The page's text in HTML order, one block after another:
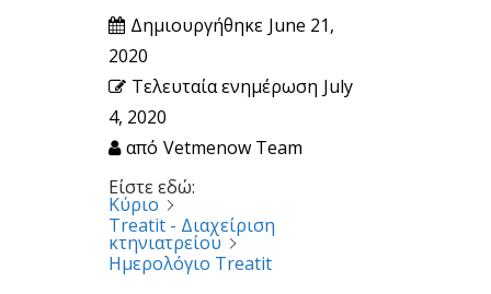
Δημιουργήθηκε June 21,
2020
Τελευταία ενημέρωση July
4, 2020
από Vetmenow Team
Είστε εδώ:
Κύριο
Treatit - Διαχείριση
κτηνιατρείου
Ημερολόγιο Treatit